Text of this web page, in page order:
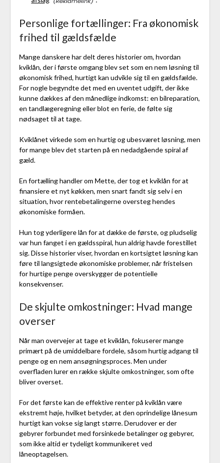
Personlige fortællinger: Fra økonomisk
frihed til gældsfælde
Mange danskere har delt deres historier om, hvordan
kviklån, der i første omgang blev set som en nem løsning til
økonomisk frihed, hurtigt kan udvikle sig til en gældsfælde.
For nogle begyndte det med en uventet udgift, der ikke
kunne dækkes af den månedlige indkomst: en bilreparation,
en tandlægeregning eller blot en ferie, de følte sig
nødsaget til at tage.
Kviklånet virkede som en hurtig og ubesværet løsning, men
for mange blev det starten på en nedadgående spiral af
gæld.
En fortælling handler om Mette, der tog et kviklån for at
finansiere et nyt køkken, men snart fandt sig selv i en
situation, hvor rentebetalingerne oversteg hendes
økonomiske formåen.
Hun tog yderligere lån for at dække de første, og pludselig
var hun fanget i en gældsspiral, hun aldrig havde forestillet
sig. Disse historier viser, hvordan en kortsigtet løsning kan
føre til langsigtede økonomiske problemer, når fristelsen
for hurtige penge overskygger de potentielle
konsekvenser.
De skjulte omkostninger: Hvad mange
overser
Når man overvejer at tage et kviklån, fokuserer mange
primært på de umiddelbare fordele, såsom hurtig adgang til
penge og en nem ansøgningsproces. Men under
overfladen lurer en række skjulte omkostninger, som ofte
bliver overset.
For det første kan de effektive renter på kviklån være
ekstremt høje, hvilket betyder, at den oprindelige lånesum
hurtigt kan vokse sig langt større. Derudover er der
gebyrer forbundet med forsinkede betalinger og gebyrer,
som ikke altid er tydeligt kommunikeret ved
låneoptagelsen.